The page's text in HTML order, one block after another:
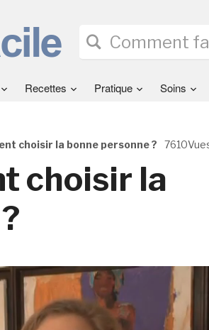
Recettes Pratique Soins
choisir la bonne personne ?
choisir la